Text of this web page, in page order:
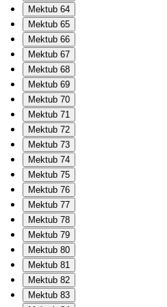
Mektub 64
Mektub 65
Mektub 66
Mektub 67
Mektub 68
Mektub 69
Mektub 70
Mektub 71
Mektub 72
Mektub 73
Mektub 74
Mektub 75
Mektub 76
Mektub 77
Mektub 78
Mektub 79
Mektub 80
Mektub 81
Mektub 82
Mektub 83